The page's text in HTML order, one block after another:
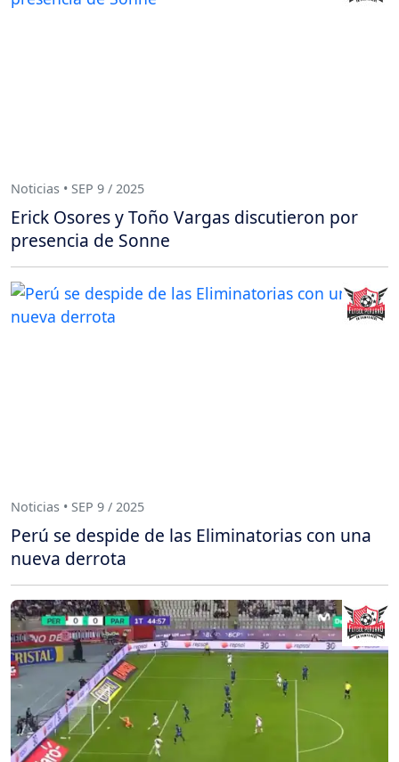
Noticias • SEP 9 / 2025
Erick Osores y Toño Vargas discutieron por
presencia de Sonne
Noticias • SEP 9 / 2025
Perú se despide de las Eliminatorias con una
nueva derrota